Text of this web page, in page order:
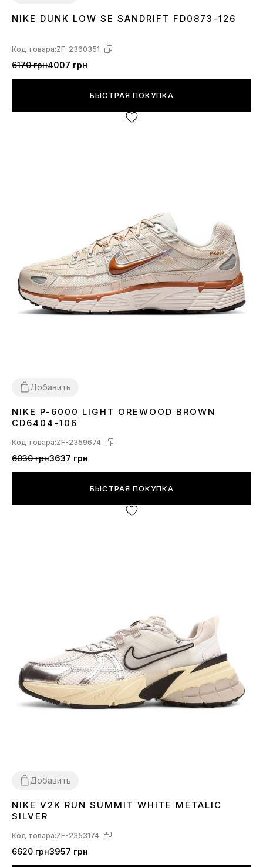
3637 383940 41
NIKE DUNK LOW SE SANDRIFT FD0873-126
Код товара:ZF-2360351
6170 грн4007 грн
БЫСТРАЯ ПОКУПКА
Добавить
3637 38 3940 41
NIKE P-6000 LIGHT OREWOOD BROWN
CD6404-106
Код товара:ZF-2359674
6030 грн3637 грн
БЫСТРАЯ ПОКУПКА
Добавить
3637 3839404243 4445
NIKE V2K RUN SUMMIT WHITE METALIC
SILVER
Код товара:ZF-2353174
6620 грн3957 грн